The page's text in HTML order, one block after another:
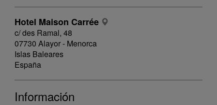
Hotel Maison Carrée
c/ des Ramal, 48
07730 Alayor - Menorca
Islas Baleares
España
Información